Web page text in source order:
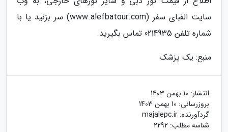
سایت الفبای سفر (www.alefbatour.com) سر بزنید یا با
شماره تلفن 0214935 تماس بگیرید.
منبع: یک پزشک
انتشار: 10 بهمن 1403
بروزرسانی: 10 بهمن 1403
گردآورنده: majalepc.ir
شناسه مطلب: 2292